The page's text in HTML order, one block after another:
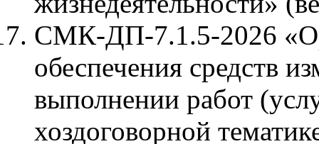
СМК-ДП-7.1.5-2026
обеспечения средств
выполнении работ
хоздоговорной